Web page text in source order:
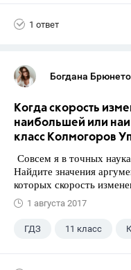
1 ответ
Богдана
Когда скорость
наибольшей или
класс Колмогоров
Совсем я в точных
Найдите значения
которых скорость
1 августа 2017
ГДЗ 11 класс